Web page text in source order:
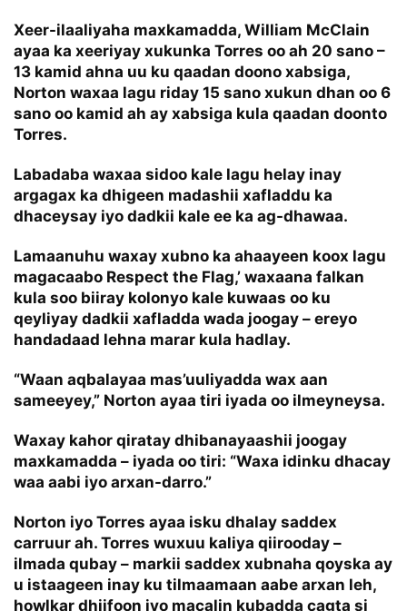
Xeer-ilaaliyaha maxkamadda, William McClain
ayaa ka xeeriyay xukunka Torres oo ah 20 sano –
13 kamid ahna uu ku qaadan doono xabsiga,
Norton waxaa lagu riday 15 sano xukun dhan oo 6
sano oo kamid ah ay xabsiga kula qaadan doonto
Torres.
Labadaba waxaa sidoo kale lagu helay inay
argagax ka dhigeen madashii xafladdu ka
dhaceysay iyo dadkii kale ee ka ag-dhawaa.
Lamaanuhu waxay xubno ka ahaayeen koox lagu
magacaabo Respect the Flag,’ waxaana falkan
kula soo biiray kolonyo kale kuwaas oo ku
qeyliyay dadkii xafladda wada joogay – ereyo
handadaad lehna marar kula hadlay.
“Waan aqbalayaa mas’uuliyadda wax aan
sameeyey,” Norton ayaa tiri iyada oo ilmeyneysa.
Waxay kahor qiratay dhibanayaashii joogay
maxkamadda – iyada oo tiri: “Waxa idinku dhacay
waa aabi iyo arxan-darro.”
Norton iyo Torres ayaa isku dhalay saddex
carruur ah. Torres wuxuu kaliya qiirooday –
ilmada qubay – markii saddex xubnaha qoyska ay
u istaageen inay ku tilmaamaan aabe arxan leh,
howlkar dhiifoon iyo macalin kubadda cagta si